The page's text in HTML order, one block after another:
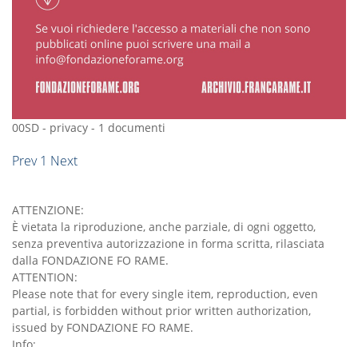
00SD - privacy - 1 documenti
Prev 1 Next
ATTENZIONE:
È vietata la riproduzione, anche parziale, di ogni oggetto,
senza preventiva autorizzazione in forma scritta, rilasciata
dalla FONDAZIONE FO RAME.
ATTENTION:
Please note that for every single item, reproduction, even
partial, is forbidden without prior written authorization,
issued by FONDAZIONE FO RAME.